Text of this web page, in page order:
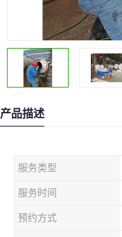
产品描述
服务类型
服务时间
预约方式